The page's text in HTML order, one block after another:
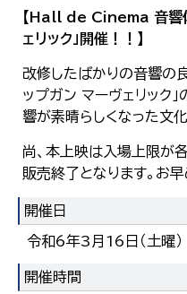
【Hall de Cinema 音響
ェリック」開催！！】
改修したばかりの音響の
ップガン マーヴェリック
響が素晴らしくなった文
尚、本上映は入場上限が
販売終了となります。お
開催日
令和6年3月16日（土曜）
開催時間